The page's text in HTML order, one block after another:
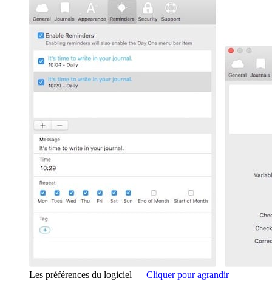
Les préférences du logiciel — Cliquer pour agrandir